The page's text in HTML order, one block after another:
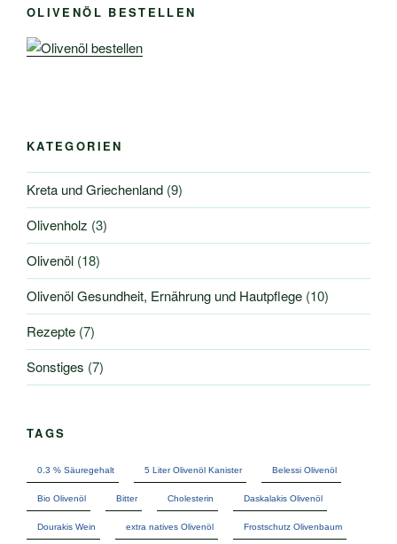
OLIVENÖL BESTELLEN
KATEGORIEN
Kreta und Griechenland (9)
Olivenholz (3)
Olivenöl (18)
Olivenöl Gesundheit, Ernährung und Hautpflege (10)
Rezepte (7)
Sonstiges (7)
TAGS
0.3 % Säuregehalt 5 Liter Olivenöl Kanister Belessi Olivenöl
Bio Olivenöl Bitter Cholesterin Daskalakis Olivenöl
Dourakis Wein extra natives Olivenöl Frostschutz Olivenbaum